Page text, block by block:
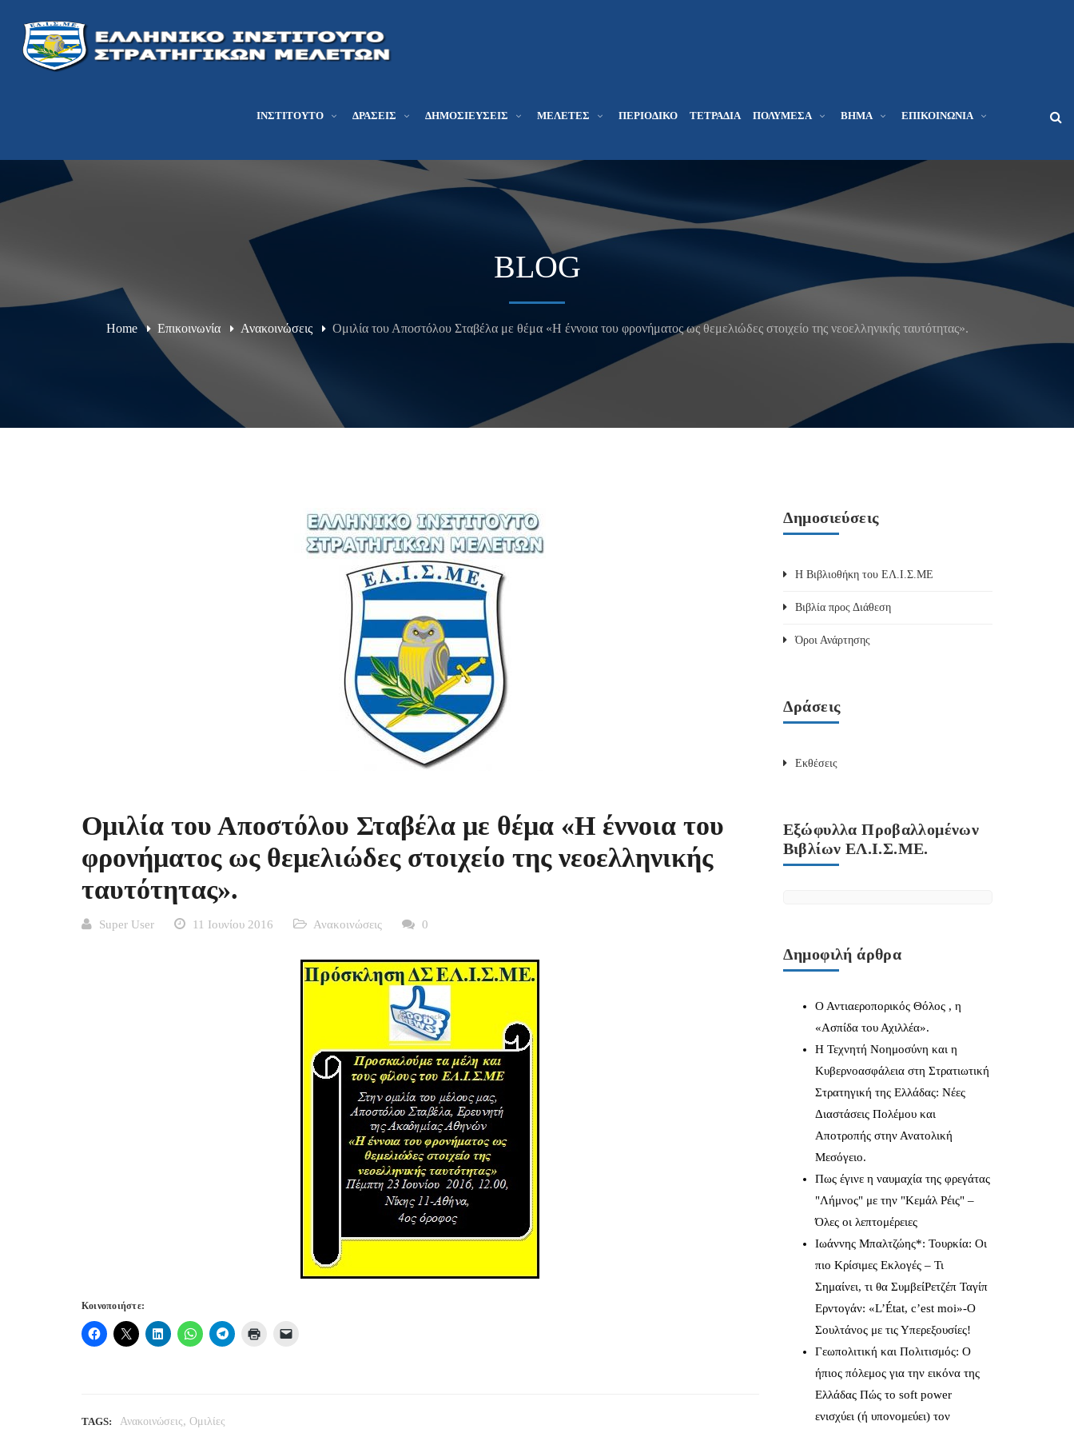
ΙΝΣΤΙΤΟΎΤΟ ΔΡΆΣΕΙΣ ΔΗΜΟΣΙΕΎΣΕΙΣ ΜΕΛΕΤΕΣ ΠΕΡΙΟΔΙΚΌ ΤΕΤΡΆΔΙΑ ΠΟΛΥΜΈΣΑ ΒΉΜΑ ΕΠΙΚΟΙΝΩΝΊΑ
BLOG
Home Επικοινωνία Ανακοινώσεις Ομιλία του Αποστόλου Σταβέλα με θέμα «Η έννοια του φρονήματος ως θεμελιώδες στοιχείο της νεοελληνικής ταυτότητας».
Ομιλία του Αποστόλου Σταβέλα με θέμα «Η έννοια του
φρονήματος ως θεμελιώδες στοιχείο της νεοελληνικής
ταυτότητας».
Super User 11 Ιουνίου 2016 Ανακοινώσεις 0
Κοινοποιήστε:
TAGS: Ανακοινώσεις, Ομιλίες
Δημοσιεύσεις
Η Βιβλιοθήκη του ΕΛ.Ι.Σ.ΜΕ
Βιβλία προς Διάθεση
Όροι Ανάρτησης
Δράσεις
Εκθέσεις
Εξώφυλλα Προβαλλομένων
Βιβλίων ΕΛ.Ι.Σ.ΜΕ.
Δημοφιλή άρθρα
Ο Αντιαεροπορικός Θόλος , η
«Ασπίδα του Αχιλλέα».
Η Τεχνητή Νοημοσύνη και η
Κυβερνοασφάλεια στη Στρατιωτική
Στρατηγική της Ελλάδας: Νέες
Διαστάσεις Πολέμου και
Αποτροπής στην Ανατολική
Μεσόγειο.
Πως έγινε η ναυμαχία της φρεγάτας
"Λήμνος" με την "Κεμάλ Ρέις" –
Όλες οι λεπτομέρειες
Ιωάννης Μπαλτζώης*: Τουρκία: Οι
πιο Κρίσιμες Εκλογές – Τι
Σημαίνει, τι θα ΣυμβείΡετζέπ Ταγίπ
Ερντογάν: «L’État, c’est moi»-Ο
Σουλτάνος με τις Υπερεξουσίες!
Γεωπολιτική και Πολιτισμός: Ο
ήπιος πόλεμος για την εικόνα της
Ελλάδας Πώς το soft power
ενισχύει (ή υπονομεύει) τον